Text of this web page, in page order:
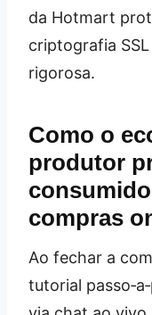
da Hotmart
criptografia
rigorosa.
Como o
produtor
compras
Ao fechar a
tutorial